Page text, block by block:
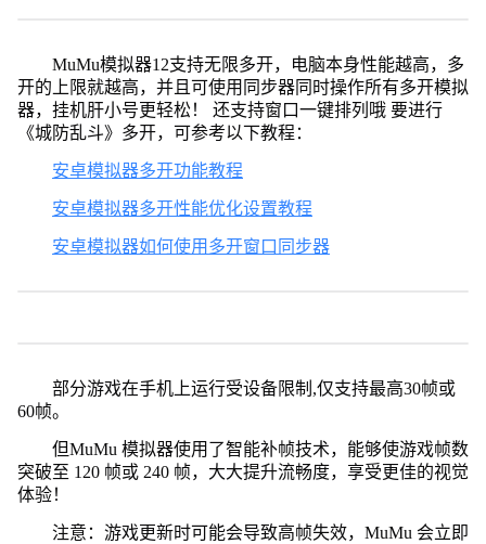
MuMu模拟器12支持无限多开，电脑本身性能越高，多
开的上限就越高，并且可使用同步器同时操作所有多开模拟
器，挂机肝小号更轻松！ 还支持窗口一键排列哦 要进行
《城防乱斗》多开，可参考以下教程：
安卓模拟器多开功能教程
安卓模拟器多开性能优化设置教程
安卓模拟器如何使用多开窗口同步器
部分游戏在手机上运行受设备限制,仅支持最高30帧或
60帧。
但MuMu 模拟器使用了智能补帧技术，能够使游戏帧数
突破至 120 帧或 240 帧，大大提升流畅度，享受更佳的视觉
体验！
注意：游戏更新时可能会导致高帧失效，MuMu 会立即